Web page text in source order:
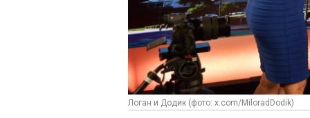
Логан и Додик (фото: x.com/MiloradDodik)